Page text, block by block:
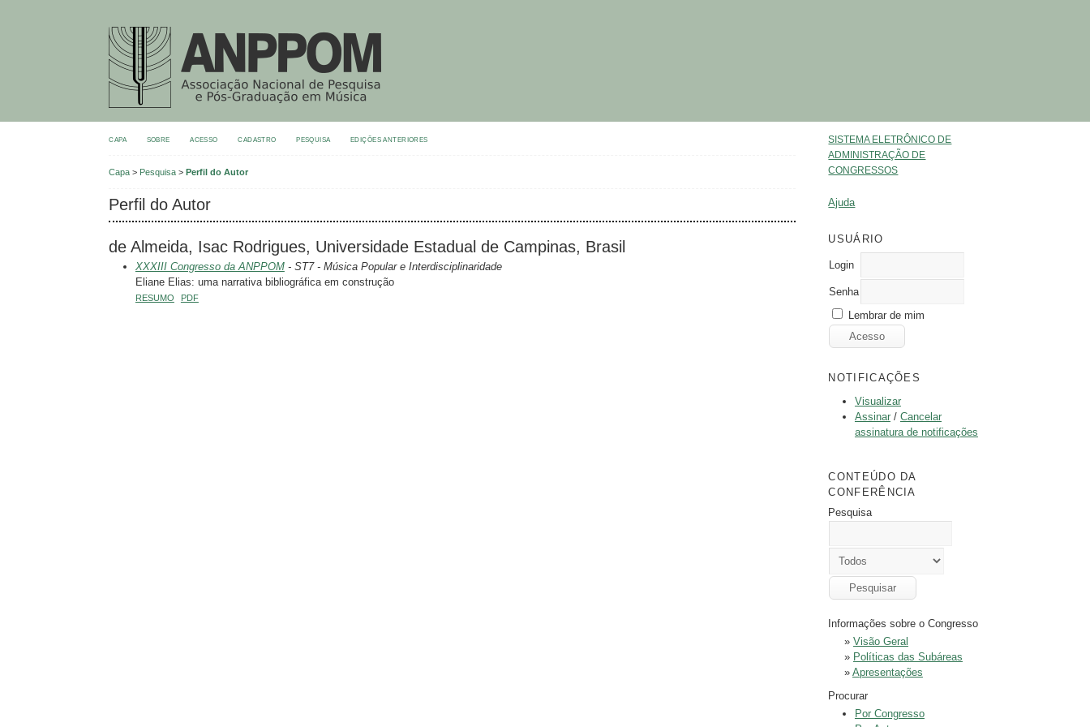
SISTEMA ELETRÔNICO DE
ADMINISTRAÇÃO DE
CONGRESSOS
Ajuda
USUÁRIO
Login
Senha
Lembrar de mim
NOTIFICAÇÕES
Visualizar
Assinar/ Cancelar
assinatura de notificações
CONTEÚDO DA
CONFERÊNCIA
Pesquisa
Informações sobre o Congresso
» Visão Geral
» Políticas das Subáreas
» Apresentações
Procurar
Por Congresso
CAPA SOBRE ACESSO CADASTRO PESQUISA EDIÇÕES ANTERIORES
Capa > Pesquisa >Perfil do Autor
Perfil do Autor
de Almeida, Isac Rodrigues, Universidade Estadual de Campinas, Brasil
XXXIII Congresso da ANPPOM- ST7 - Música Popular e Interdisciplinaridade
Eliane Elias: uma narrativa bibliográfica em construção
RESUMO PDF